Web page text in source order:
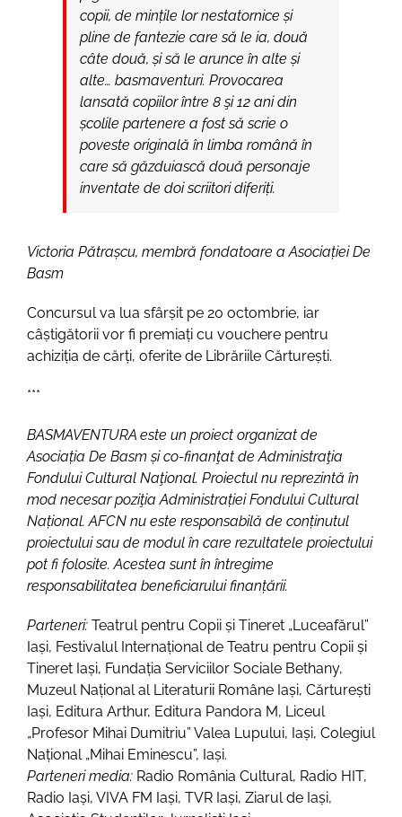
copii, de mințile lor nestatornice și
pline de fantezie care să le ia, două
câte două, și să le arunce în alte și
alte… basmaventuri. Provocarea
lansată copiilor între 8 şi 12 ani din
școlile partenere a fost să scrie o
poveste originală în limba română în
care să găzduiască două personaje
inventate de doi scriitori diferiți.
Victoria Pătrașcu, membră fondatoare a Asociației De
Basm
Concursul va lua sfârșit pe 20 octombrie, iar
câștigătorii vor fi premiați cu vouchere pentru
achiziția de cărți, oferite de Librăriile Cărturești.
***
BASMAVENTURA este un proiect organizat de
Asociația De Basm și co-finanţat de Administraţia
Fondului Cultural Naţional. Proiectul nu reprezintă în
mod necesar poziţia Administrației Fondului Cultural
Național. AFCN nu este responsabilă de conținutul
proiectului sau de modul în care rezultatele proiectului
pot fi folosite. Acestea sunt în întregime
responsabilitatea beneficiarului finanțării.
Parteneri: Teatrul pentru Copii și Tineret „Luceafărul”
Iași, Festivalul Internațional de Teatru pentru Copii și
Tineret Iași, Fundația Serviciilor Sociale Bethany,
Muzeul Național al Literaturii Române Iași, Cărturești
Iași, Editura Arthur, Editura Pandora M, Liceul
„Profesor Mihai Dumitriu” Valea Lupului, Iași, Colegiul
Național „Mihai Eminescu”, Iași.
Parteneri media: Radio România Cultural, Radio HIT,
Radio Iași, VIVA FM Iași, TVR Iași, Ziarul de Iași,